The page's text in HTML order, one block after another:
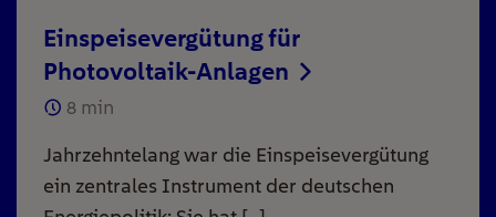
Einspeisevergütung für
Photovoltaik-Anlagen
8 min
Jahrzehntelang war die Einspeisevergütung
ein zentrales Instrument der deutschen